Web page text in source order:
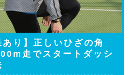
あり】正しいひざの角
走でスタートダッシ